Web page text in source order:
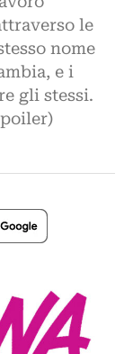
le
nome
e i
gli stessi.